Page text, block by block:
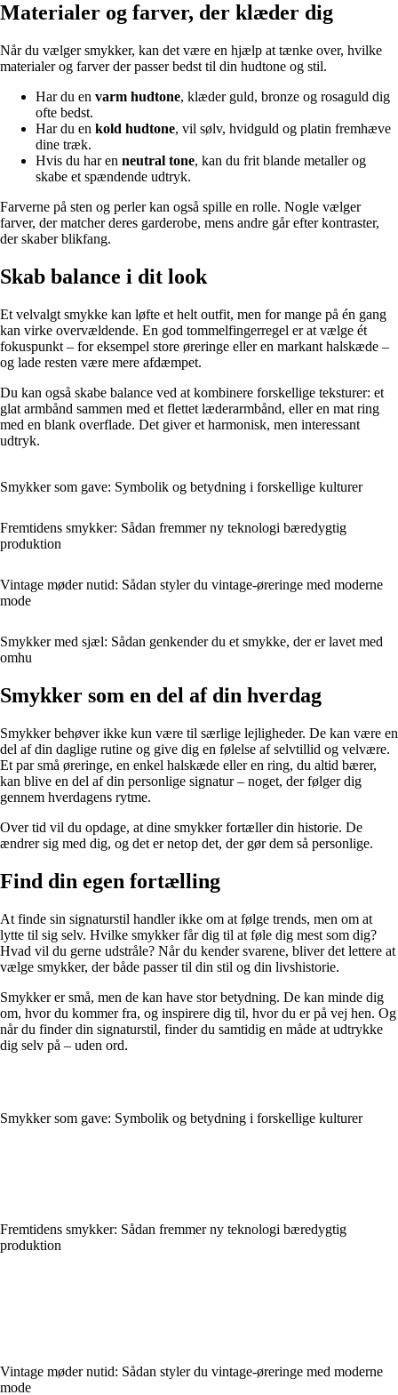
Materialer og farver, der klæder dig
Når du vælger smykker, kan det være en hjælp at tænke over, hvilke
materialer og farver der passer bedst til din hudtone og stil.
Har du en varm hudtone, klæder guld, bronze og rosaguld dig
ofte bedst.
Har du en kold hudtone, vil sølv, hvidguld og platin fremhæve
dine træk.
Hvis du har en neutral tone, kan du frit blande metaller og
skabe et spændende udtryk.
Farverne på sten og perler kan også spille en rolle. Nogle vælger
farver, der matcher deres garderobe, mens andre går efter kontraster,
der skaber blikfang.
Skab balance i dit look
Et velvalgt smykke kan løfte et helt outfit, men for mange på én gang
kan virke overvældende. En god tommelfingerregel er at vælge ét
fokuspunkt – for eksempel store øreringe eller en markant halskæde –
og lade resten være mere afdæmpet.
Du kan også skabe balance ved at kombinere forskellige teksturer: et
glat armbånd sammen med et flettet læderarmbånd, eller en mat ring
med en blank overflade. Det giver et harmonisk, men interessant
udtryk.
Smykker som gave: Symbolik og betydning i forskellige kulturer
Fremtidens smykker: Sådan fremmer ny teknologi bæredygtig
produktion
Vintage møder nutid: Sådan styler du vintage-øreringe med moderne
mode
Smykker med sjæl: Sådan genkender du et smykke, der er lavet med
omhu
Smykker som en del af din hverdag
Smykker behøver ikke kun være til særlige lejligheder. De kan være en
del af din daglige rutine og give dig en følelse af selvtillid og velvære.
Et par små øreringe, en enkel halskæde eller en ring, du altid bærer,
kan blive en del af din personlige signatur – noget, der følger dig
gennem hverdagens rytme.
Over tid vil du opdage, at dine smykker fortæller din historie. De
ændrer sig med dig, og det er netop det, der gør dem så personlige.
Find din egen fortælling
At finde sin signaturstil handler ikke om at følge trends, men om at
lytte til sig selv. Hvilke smykker får dig til at føle dig mest som dig?
Hvad vil du gerne udstråle? Når du kender svarene, bliver det lettere at
vælge smykker, der både passer til din stil og din livshistorie.
Smykker er små, men de kan have stor betydning. De kan minde dig
om, hvor du kommer fra, og inspirere dig til, hvor du er på vej hen. Og
når du finder din signaturstil, finder du samtidig en måde at udtrykke
dig selv på – uden ord.
Smykker som gave: Symbolik og betydning i forskellige kulturer
Fremtidens smykker: Sådan fremmer ny teknologi bæredygtig
produktion
Vintage møder nutid: Sådan styler du vintage-øreringe med moderne
mode